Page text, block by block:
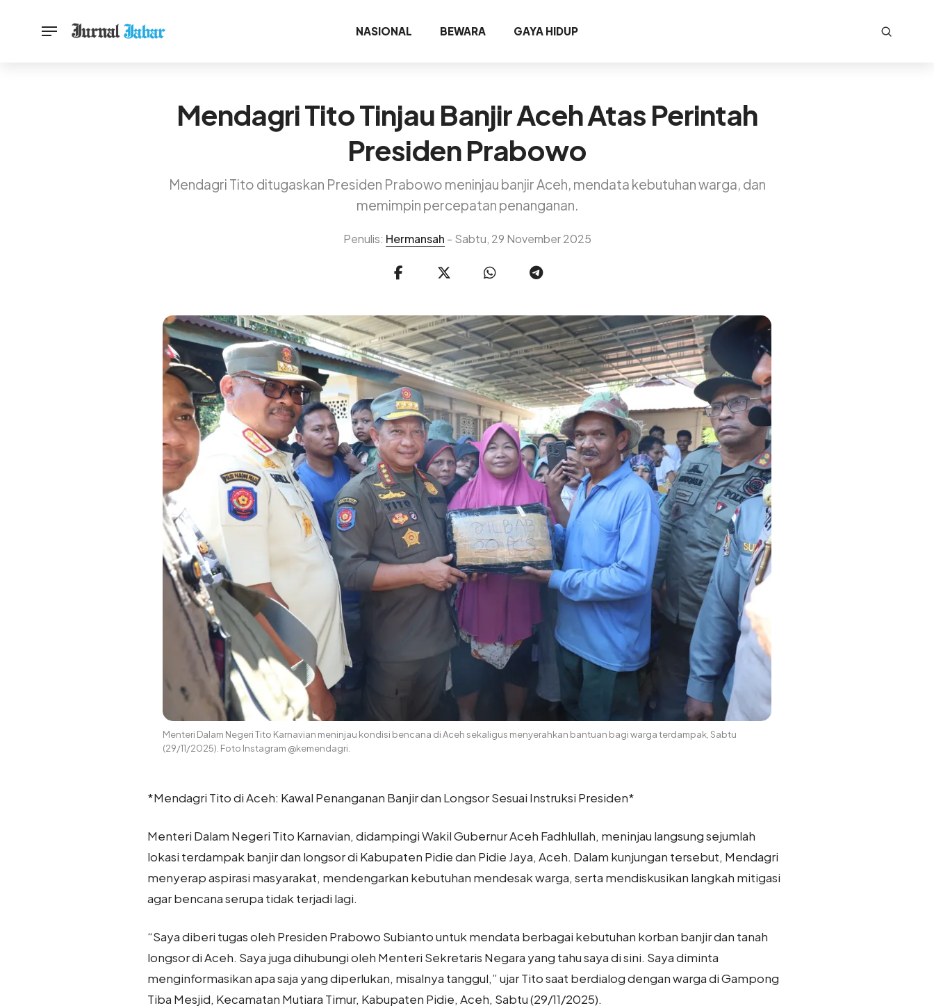
NASIONAL BEWARA GAYA HIDUP
Mendagri Tito Tinjau Banjir Aceh Atas Perintah
Presiden Prabowo
Mendagri Tito ditugaskan Presiden Prabowo meninjau banjir Aceh, mendata kebutuhan warga, dan
memimpin percepatan penanganan.
Penulis: Hermansah - Sabtu, 29 November 2025
Menteri Dalam Negeri Tito Karnavian meninjau kondisi bencana di Aceh sekaligus menyerahkan bantuan bagi warga terdampak, Sabtu
(29/11/2025). Foto Instagram @kemendagri.
*Mendagri Tito di Aceh: Kawal Penanganan Banjir dan Longsor Sesuai Instruksi Presiden*
Menteri Dalam Negeri Tito Karnavian, didampingi Wakil Gubernur Aceh Fadhlullah, meninjau langsung sejumlah
lokasi terdampak banjir dan longsor di Kabupaten Pidie dan Pidie Jaya, Aceh. Dalam kunjungan tersebut, Mendagri
menyerap aspirasi masyarakat, mendengarkan kebutuhan mendesak warga, serta mendiskusikan langkah mitigasi
agar bencana serupa tidak terjadi lagi.
“Saya diberi tugas oleh Presiden Prabowo Subianto untuk mendata berbagai kebutuhan korban banjir dan tanah
longsor di Aceh. Saya juga dihubungi oleh Menteri Sekretaris Negara yang tahu saya di sini. Saya diminta
menginformasikan apa saja yang diperlukan, misalnya tanggul,” ujar Tito saat berdialog dengan warga di Gampong
Tiba Mesjid, Kecamatan Mutiara Timur, Kabupaten Pidie, Aceh, Sabtu (29/11/2025).